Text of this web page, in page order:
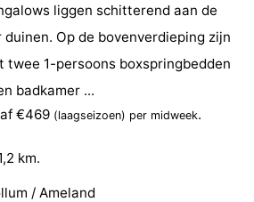
liggen schitterend aan de
Op de bovenverdieping zijn
twee 1-persoons boxspringbedden
badkamer ...
€469 (laagseizoen) per midweek.
km.
/ Ameland